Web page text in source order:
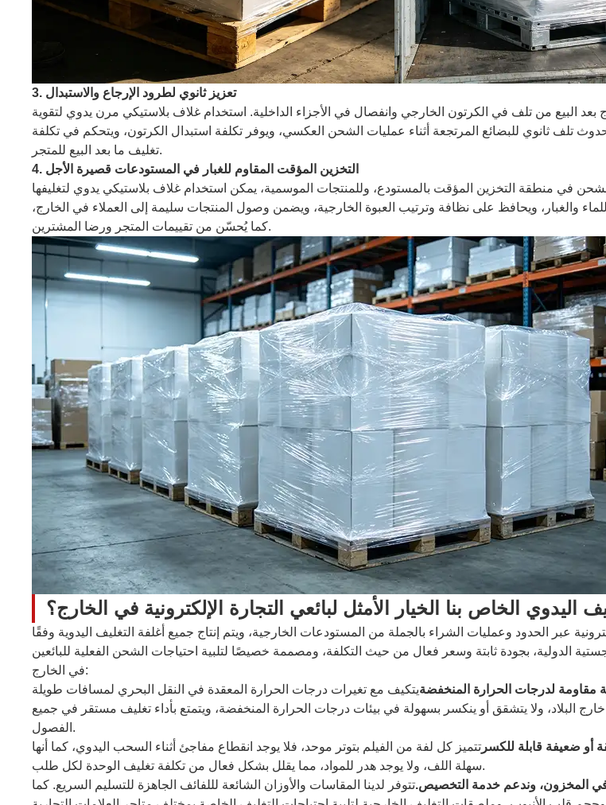
3. تعزيز ثانوي لطرود الإرجاع والاستبدال
بعد البيع من تلف في الكرتون الخارجي وانفصال في الأجزاء الداخلية. استخدام غلاف بلاستيكي مرن يدوي لتقوية
تلف ثانوي للبضائع المرتجعة أثناء عمليات الشحن العكسي، ويوفر تكلفة استبدال الكرتون، ويتحكم في تكلفة
تغليف ما بعد البيع للمتجر.
4. التخزين المؤقت المقاوم للغبار في المستودعات قصيرة الأجل
في منطقة التخزين المؤقت بالمستودع، وللمنتجات الموسمية، يمكن استخدام غلاف بلاستيكي يدوي لتغليفها
والغبار، ويحافظ على نظافة وترتيب العبوة الخارجية، ويضمن وصول المنتجات سليمة إلى العملاء في الخارج،
كما يُحسّن من تقييمات المتجر ورضا المشترين.
اليدوي الخاص بنا الخيار الأمثل لبائعي التجارة الإلكترونية في الخارج؟
عبر الحدود وعمليات الشراء بالجملة من المستودعات الخارجية، ويتم إنتاج جميع أغلفة التغليف اليدوية وفقًا
الدولية، بجودة ثابتة وسعر فعال من حيث التكلفة، ومصممة خصيصًا لتلبية احتياجات الشحن الفعلية للبائعين
في الخارج:
مقاومة لدرجات الحرارة المنخفضةيتكيف مع تغيرات درجات الحرارة المعقدة في النقل البحري لمسافات طويلة
البلاد، ولا يتشقق أو ينكسر بسهولة في بيئات درجات الحرارة المنخفضة، ويتمتع بأداء تغليف مستقر في جميع
الفصول.
ضعيفة قابلة للكسر تتميز كل لفة من الفيلم بتوتر موحد، فلا يوجد انقطاع مفاجئ أثناء السحب اليدوي، كما أنها
سهلة اللف، ولا يوجد هدر للمواد، مما يقلل بشكل فعال من تكلفة تغليف الوحدة لكل طلب.
المخزون، وندعم خدمة التخصيص.تتوفر لدينا المقاسات والأوزان الشائعة لللفائف الجاهزة للتسليم السريع. كما